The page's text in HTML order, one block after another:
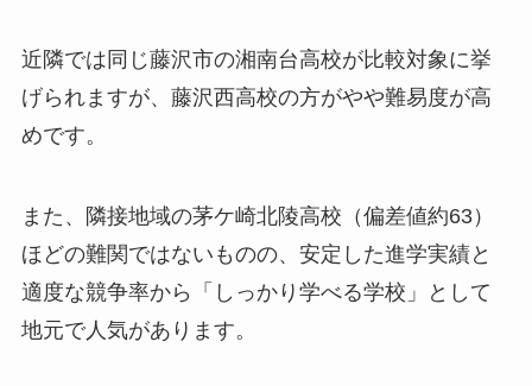
近隣では同じ藤沢市の湘南台高校が比較対象に挙
げられますが、藤沢西高校の方がやや難易度が高
めです。
また、隣接地域の茅ケ崎北陵高校（偏差値約63）
ほどの難関ではないものの、安定した進学実績と
適度な競争率から「しっかり学べる学校」として
地元で人気があります。